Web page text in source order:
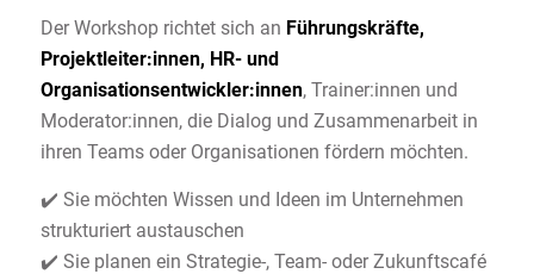
Der Workshop richtet sich an Führungskräfte,
Projektleiter:innen, HR- und
Organisationsentwickler:innen, Trainer:innen und
Moderator:innen, die Dialog und Zusammenarbeit in
ihren Teams oder Organisationen fördern möchten.
✔️ Sie möchten Wissen und Ideen im Unternehmen
strukturiert austauschen
✔️ Sie planen ein Strategie-, Team- oder Zukunftscafé